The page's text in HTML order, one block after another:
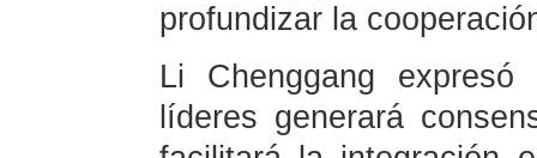
profundizar la
Li Chenggang
líderes generará